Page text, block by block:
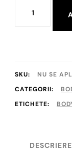
Body
my
hero"
SKU:
NU SE
CATEGORII:
ETICHETE:
DESCRIERE